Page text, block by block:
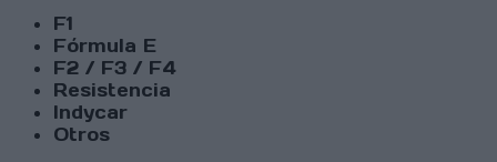
F1
Fórmula E
F2 / F3 / F4
Resistencia
Indycar
Otros